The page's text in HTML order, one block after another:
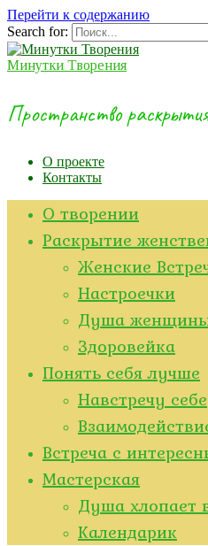
Перейти к содержанию
Search for:
Минутки Творения
Пространство
О проекте
Контакты
О творении
Раскрытие
Женские
Настроечки
Душа
Здоровейка
Понять себя лучше
Навстречу себе
Встреча с
Мастерская
Душа хлопает
Kалендарик